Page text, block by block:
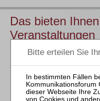
Das bieten
Veranstaltungen
Für alle Endgeräte
Individuelle Assistenz
unserem Online-